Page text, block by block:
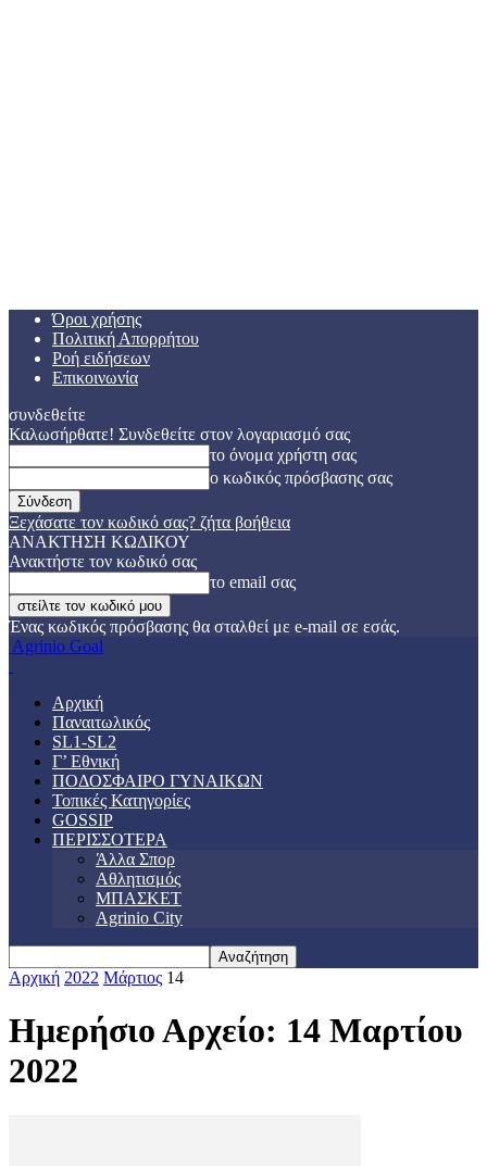
Όροι χρήσης
Πολιτική Απορρήτου
Ροή ειδήσεων
Επικοινωνία
συνδεθείτε
Καλωσήρθατε! Συνδεθείτε στον λογαριασμό σας
το όνομα χρήστη σας
ο κωδικός πρόσβασης σας
Ξεχάσατε τον κωδικό σας? ζήτα βοήθεια
ΑΝΑΚΤΗΣΗ ΚΩΔΙΚΟΥ
Ανακτήστε τον κωδικό σας
το email σας
Ένας κωδικός πρόσβασης θα σταλθεί με e-mail σε εσάς.
Agrinio Goal
Αρχική
Παναιτωλικός
SL1-SL2
Γ’ Εθνική
ΠΟΔΟΣΦΑΙΡΟ ΓΥΝΑΙΚΩΝ
Τοπικές Κατηγορίες
GOSSIP
ΠΕΡΙΣΣΟΤΕΡΑ
Άλλα Σπορ
Αθλητισμός
ΜΠΑΣΚΕΤ
Agrinio City
Αρχική 2022 Μάρτιος 14
Ημερήσιο Αρχείο: 14 Μαρτίου
2022